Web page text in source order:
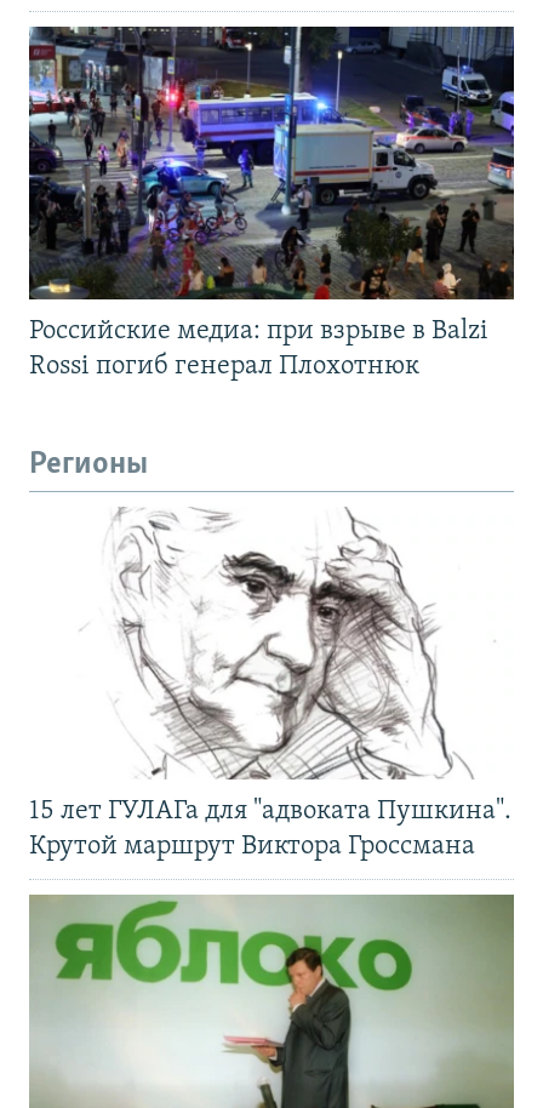
Российские медиа: при взрыве в Balzi
Rossi погиб генерал Плохотнюк
Регионы
15 лет ГУЛАГа для "адвоката Пушкина".
Крутой маршрут Виктора Гроссмана